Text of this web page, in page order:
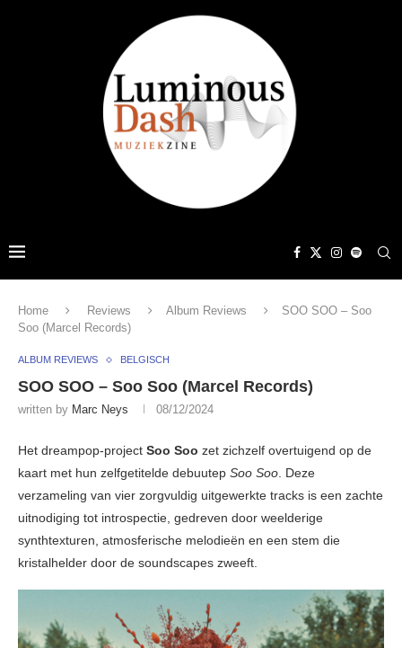
Home Reviews Album Reviews
SOO SOO – Soo
Soo (Marcel Records)
ALBUM REVIEWS BELGISCH
SOO SOO – Soo Soo (Marcel Records)
written by Marc Neys 08/12/2024
Het dreampop-project Soo Soo zet zichzelf overtuigend op de
kaart met hun zelfgetitelde debuutep Soo Soo. Deze
verzameling van vier zorgvuldig uitgewerkte tracks is een zachte
uitnodiging tot introspectie, gedreven door weelderige
synthtexturen, atmosferische melodieën en een stem die
kristalhelder door de soundscapes zweeft.